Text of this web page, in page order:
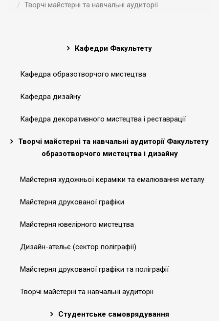
Творчі майстерні та навчальні аудиторії
Кафедри Факультету
Кафедра образотворчого мистецтва
Кафедра дизайну
Кафедра декоративного мистецтва і реставрації
Творчі майстерні та навчальні аудиторії Факультету
образотворчого мистецтва і дизайну
Майстерня художньої кераміки та емалювання металу
Майстерня друкованої графіки
Майстерня ювелірного мистецтва
Дизайн-ательє (сектор поліграфії)
Майстерня друкованої графіки та поліграфії
Творчі майстерні та навчальні аудиторії
Студентське самоврядування